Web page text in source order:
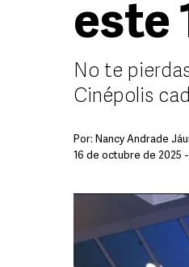
este
No te
Cinépolis
Por: Nancy Andrade
16 de octubre de 2025 -